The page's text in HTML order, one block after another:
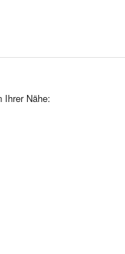
Ihrer Nähe: